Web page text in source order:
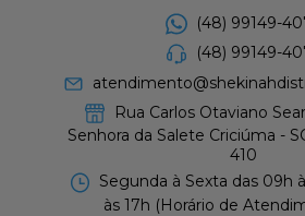
(48) 99149-
(48) 99149-
Rua Carlos Otaviano
Senhora da Salete Criciúma -
410
Segunda à Sexta das 09h
às 17h (Horário de